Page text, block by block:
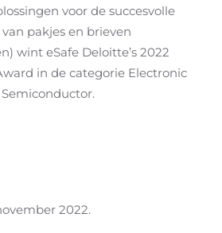
voor de succesvolle
pakjes en brieven
wint eSafe Deloitte’s 2022
in de categorie Electronic
2022.